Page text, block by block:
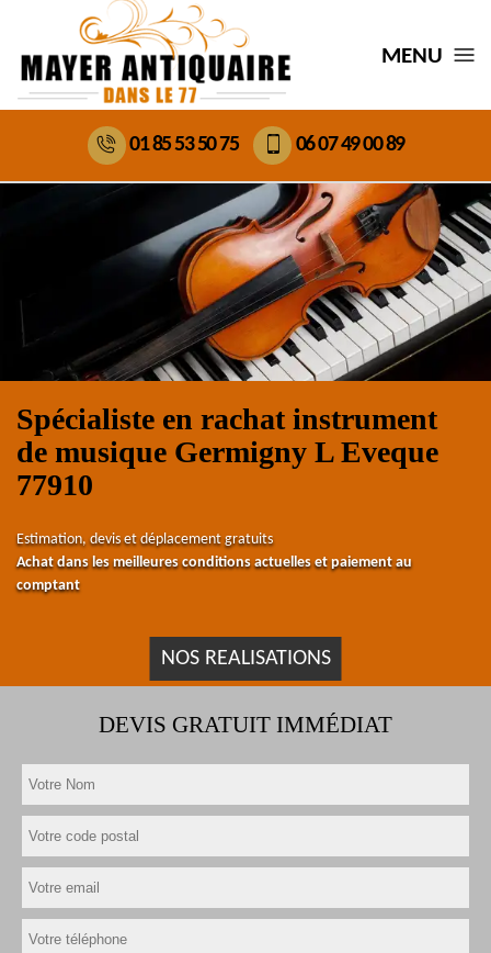
MENU
01 85 53 50 75 06 07 49 00 89
Spécialiste en rachat instrument
de musique Germigny L Eveque
77910
Estimation, devis et déplacement gratuits
Achat dans les meilleures conditions actuelles et paiement au
comptant
NOS REALISATIONS
DEVIS GRATUIT IMMÉDIAT